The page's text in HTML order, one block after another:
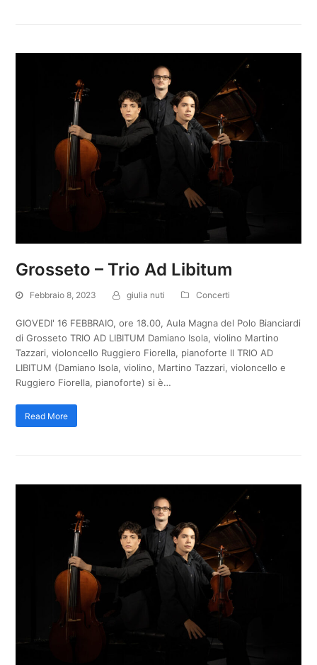
Grosseto – Trio Ad Libitum
Febbraio 8, 2023 giulia nuti Concerti
GIOVEDI' 16 FEBBRAIO, ore 18.00, Aula Magna del Polo Bianciardi
di Grosseto TRIO AD LIBITUM Damiano Isola, violino Martino
Tazzari, violoncello Ruggiero Fiorella, pianoforte Il TRIO AD
LIBITUM (Damiano Isola, violino, Martino Tazzari, violoncello e
Ruggiero Fiorella, pianoforte) si è…
Read More